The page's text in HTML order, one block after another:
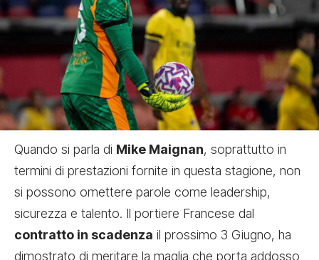
Quando si parla di Mike Maignan, soprattutto in
termini di prestazioni fornite in questa stagione, non
si possono omettere parole come leadership,
sicurezza e talento. Il portiere Francese dal
contratto in scadenza il prossimo 3 Giugno, ha
dimostrato di meritare la maglia che porta addosso